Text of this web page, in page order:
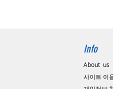
Info
About us
사이트 이